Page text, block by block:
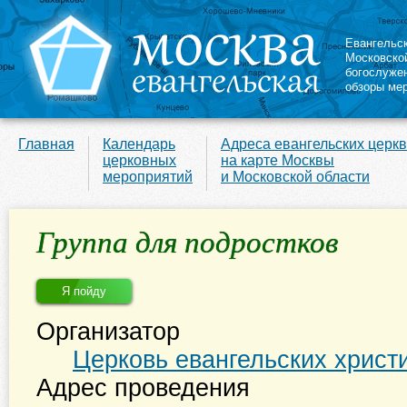
обзоры
Главная
Календарь
церковных
мероприятий
Адреса евангельских
на карте Москвы
и Московской области
Группа для подростков
Я пойду
Организатор
Церковь евангельских
Адрес проведения